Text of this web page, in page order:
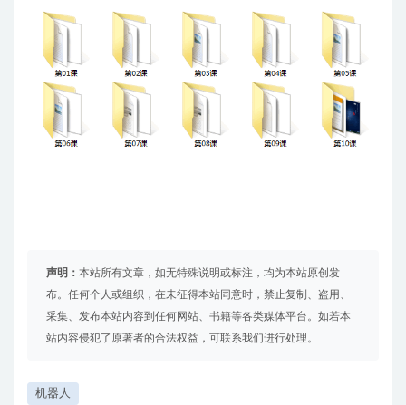
声明： 本站所有文章，如无特殊说明或标注，均为本站原创发
布。任何个人或组织，在未征得本站同意时，禁止复制、盗用、
采集、发布本站内容到任何网站、书籍等各类媒体平台。如若本
站内容侵犯了原著者的合法权益，可联系我们进行处理。
机器人